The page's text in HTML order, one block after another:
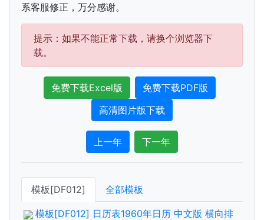
系客服修正，万分感谢。
提示：如果不能正常下载，请换个浏览器下
载。
免费下载Excel版
免费下载PDF版
高清图片版下载
上一年 下一年
模板[DF012] 全部模板
模板[DF012] 日历表1960年日历 中文版 横向排